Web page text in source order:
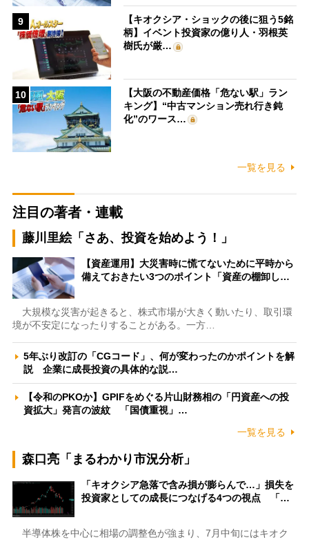
9
【キオクシア・ショックの後に狙う5銘
柄】イベント投資家の億り人・羽根英
樹氏が厳…
10
【大阪の不動産価格「危ない駅」ラン
キング】“中古マンション売れ行き鈍
化”のワース…
一覧を見る
注目の著者・連載
藤川里絵「さあ、投資を始めよう！」
【資産運用】大災害時に慌てないために平時から
備えておきたい3つのポイント「資産の棚卸し…
大規模な災害が起きると、株式市場が大きく動いたり、取引環
境が不安定になったりすることがある。一方…
5年ぶり改訂の「CGコード」、何が変わったのかポイントを解
説 企業に成長投資の具体的な説…
【令和のPKOか】GPIFをめぐる片山財務相の「円資産への投
資拡大」発言の波紋 「国債重視」…
一覧を見る
森口亮「まるわかり市況分析」
「キオクシア急落で含み損が膨らんで…」損失を
投資家としての成長につなげる4つの視点 「…
半導体株を中心に相場の調整色が強まり、7月中旬にはキオク